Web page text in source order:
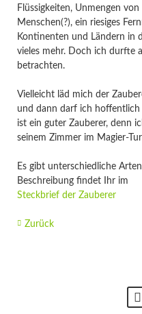
Flüssigkeiten, Unmengen
Menschen(?), ein riesiges
Kontinenten und Ländern in
vieles mehr. Doch ich durfte
betrachten.
Vielleicht läd mich der
und dann darf ich hoffentlich
ist ein guter Zauberer, denn
seinem Zimmer im Magier-
Es gibt unterschiedliche
Beschreibung findet Ihr im
Steckbrief der Zauberer
Zurück